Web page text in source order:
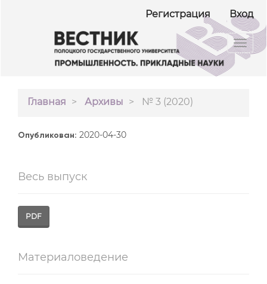
Регистрация Вход
Главная Архивы № 3 (2020)
Опубликован: 2020-04-30
Весь выпуск
PDF
Материаловедение